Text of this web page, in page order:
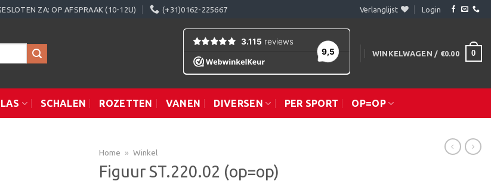
ZA: OP AFSPRAAK (10-12U) (+31)0162-225667 Verlanglijst Login
WINKELWAGEN / €0.00 0
SCHALEN ROZETTEN VANEN DIVERSEN PER SPORT OP=OP
Home » Winkel
Figuur ST.220.02 (op=op)